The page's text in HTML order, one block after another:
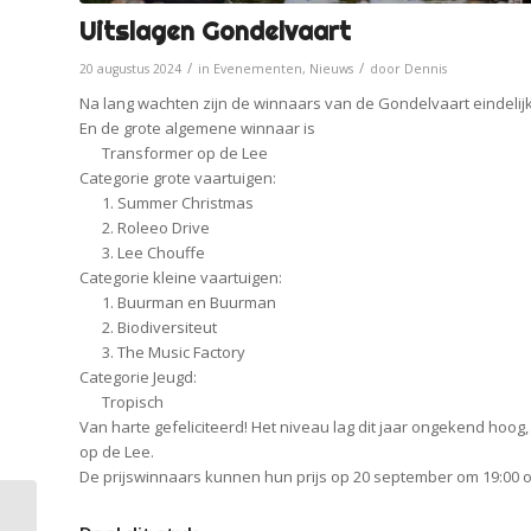
Uitslagen Gondelvaart
20 augustus 2024 / in Evenementen, Nieuws / door Dennis
Na lang wachten zijn de winnaars van de Gondelvaart
En de grote algemene winnaar is
Transformer op de Lee
Categorie grote vaartuigen:
1. Summer Christmas
2. Roleeo Drive
3. Lee Chouffe
Categorie kleine vaartuigen:
1. Buurman en Buurman
2. Biodiversiteut
3. The Music Factory
Categorie Jeugd:
Tropisch
Van harte gefeliciteerd! Het niveau lag dit jaar ongekend
op de Lee.
De prijswinnaars kunnen hun prijs op 20 september om 19:00